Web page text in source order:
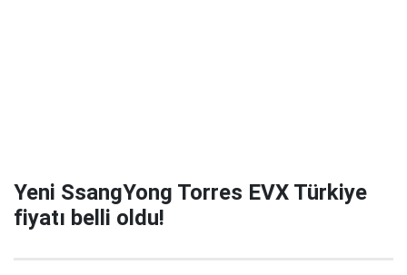
Yeni SsangYong Torres EVX Türkiye
fiyatı belli oldu!